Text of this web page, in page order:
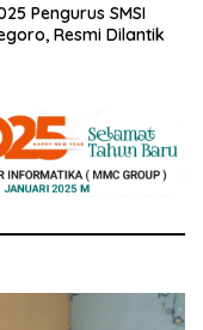
Pengurus SMSI
Resmi Dilantik